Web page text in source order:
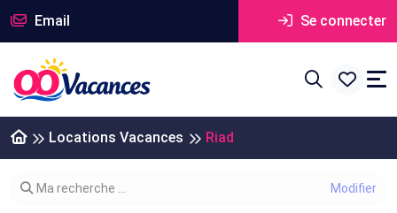
Email Se connecter
Locations Vacances Riad
Modifier votre recherche
Ma recherche ...